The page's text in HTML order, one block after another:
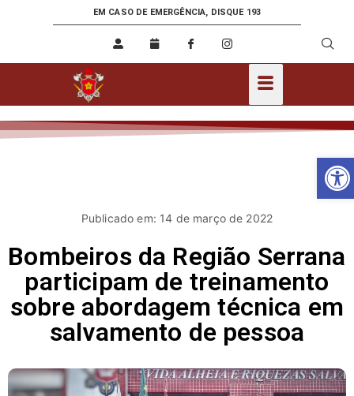
EM CASO DE EMERGÊNCIA, DISQUE 193
Publicado em: 14 de março de 2022
Bombeiros da Região Serrana
participam de treinamento
sobre abordagem técnica em
salvamento de pessoa